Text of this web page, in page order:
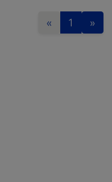
« 1 »